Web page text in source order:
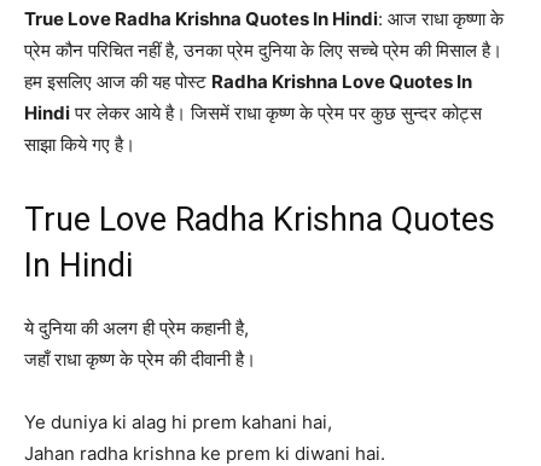
True Love Radha Krishna Quotes In Hindi: आज राधा कृष्णा के
प्रेम कौन परिचित नहीं है, उनका प्रेम दुनिया के लिए सच्चे प्रेम की मिसाल है।
हम इसलिए आज की यह पोस्ट Radha Krishna Love Quotes In
Hindiपर लेकर आये है। जिसमें राधा कृष्ण के प्रेम पर कुछ सुन्दर कोट्स
साझा किये गए है।
True Love Radha Krishna Quotes
In Hindi
ये दुनिया की अलग ही प्रेम कहानी है,
जहाँ राधा कृष्ण के प्रेम की दीवानी है।
Ye duniya ki alag hi prem kahani hai,
Jahan radha krishna ke prem ki diwani hai.